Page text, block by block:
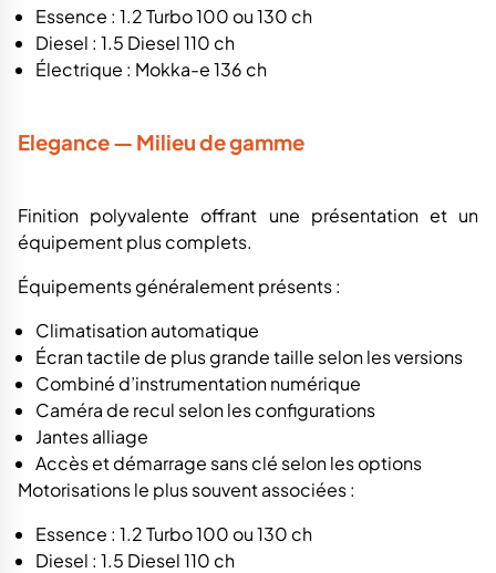
Essence : 1.2 Turbo 100 ou 130 ch
Diesel : 1.5 Diesel 110 ch
Électrique : Mokka-e 136 ch
Elegance — Milieu de gamme
Finition polyvalente offrant une présentation et un
équipement plus complets.
Équipements généralement présents :
Climatisation automatique
Écran tactile de plus grande taille selon les versions
Combiné d’instrumentation numérique
Caméra de recul selon les configurations
Jantes alliage
Accès et démarrage sans clé selon les options
Motorisations le plus souvent associées :
Essence : 1.2 Turbo 100 ou 130 ch
Diesel : 1.5 Diesel 110 ch